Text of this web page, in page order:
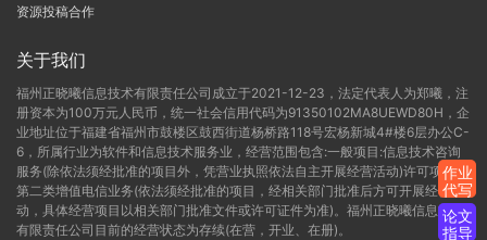
资源投稿合作
关于我们
福州正晓曦信息技术有限责任公司成立于2021-12-23，法定代表人为郑曦，注
册资本为100万元人民币，统一社会信用代码为91350102MA8UEWD80H，企
业地址位于福建省福州市鼓楼区鼓西街道杨桥路118号宏杨新城4#楼6层办公C-
6，所属行业为软件和信息技术服务业，经营范围包含:一般项目:信息技术咨询
服务(除依法须经批准的项目外，凭营业执照依法自主开展经营活动)许可项目:
第二类增值电信业务(依法须经批准的项目，经相关部门批准后方可开展经营活
动，具体经营项目以相关部门批准文件或许可证件为准)。福州正晓曦信息技术
有限责任公司目前的经营状态为存续(在营，开业、在册)。
作业
代写
论文
指导